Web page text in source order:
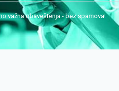
važna obaveštenja - bez spamova!